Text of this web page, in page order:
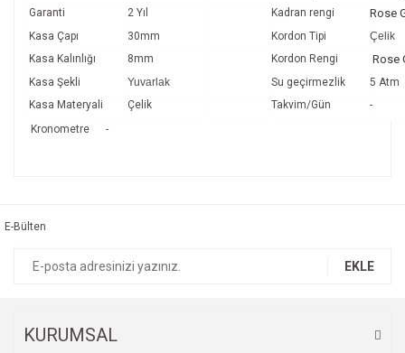
Garanti
2 Yıl Kadran rengi Rose
Kasa Çapı 30mm Kordon Tipi
Çelik
Kasa Kalınlığı
8mm Kordon Rengi Rose
Kasa Şekli Yuvarlak Su geçirmezlik
5 Atm
Kasa Materyali
Çelik Takvim/Gün
-
Kronometre -
Ürün fiyatı diğer sitelerden daha pahalı.
E-Bülten
EKLE
KURUMSAL